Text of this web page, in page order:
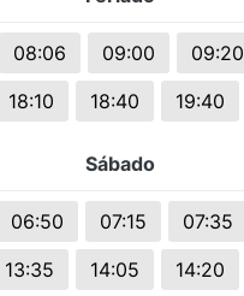
08:06 09:00 09:20
18:10 18:40 19:40
Sábado
06:50 07:15 07:35
13:35 14:05 14:20